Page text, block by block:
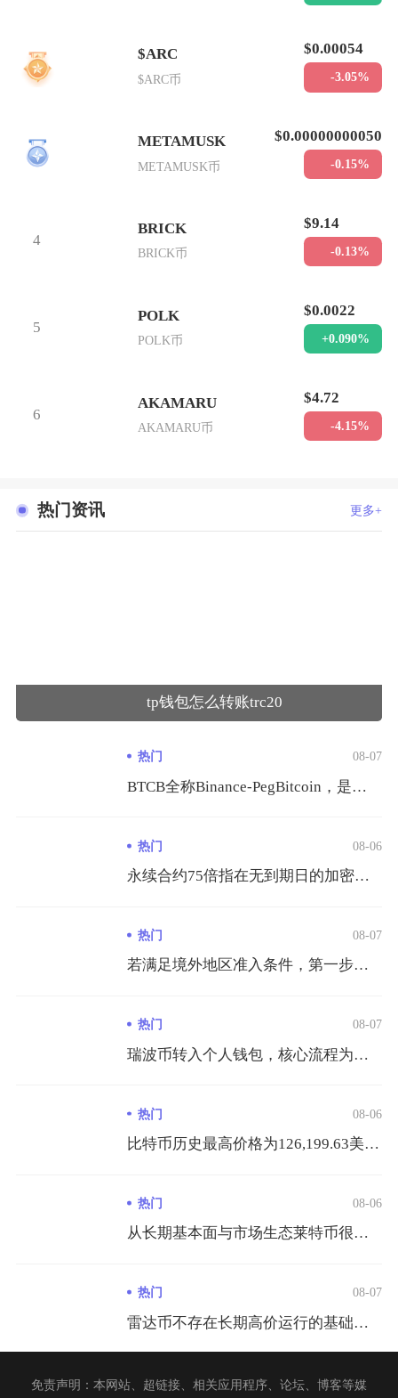
2
$ARC
$ARC币
$0.00054
-3.05%
3
METAMUSK
METAMUSK币
$0.00000000050
-0.15%
4
BRICK
BRICK币
$9.14
-0.13%
5
POLK
POLK币
$0.0022
+0.090%
6
AKAMARU
AKAMARU币
$4.72
-4.15%
热门资讯 更多+
tp钱包怎么转账trc20
热门 08-07
BTCB全称Binance-PegBitcoin，是币安发行...
热门 08-06
永续合约75倍指在无到期日的加密货币永续合约交易中，交易者仅...
热门 08-07
若满足境外地区准入条件，第一步需筛选当地具备完整金融牌照的中...
热门 08-07
瑞波币转入个人钱包，核心流程为获取钱包XRPL收款地址、在转...
热门 08-06
比特币历史最高价格为126,199.63美元/枚，出现在20...
热门 08-06
从长期基本面与市场生态莱特币很难在市值、生态体量以及行业价值...
热门 08-07
雷达币不存在长期高价运行的基础，崩盘是既定且无法逆转的结局，...
免责声明：本网站、超链接、相关应用程序、论坛、博客等媒